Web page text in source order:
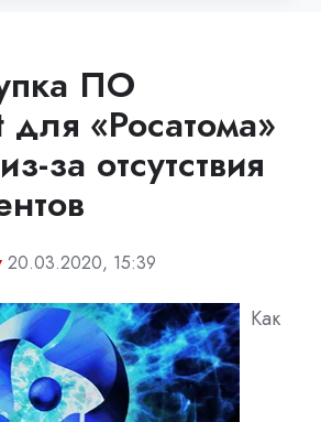
ПО
«Росатома»
за отсутствия
20.03.2020, 15:39
Как